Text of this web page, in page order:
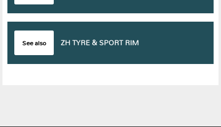
See also ZH TYRE & SPORT RIM